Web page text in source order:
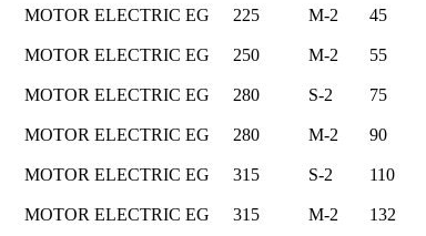
MOTOR ELECTRIC EG 225 M-2 45
MOTOR ELECTRIC EG 250 M-2 55
MOTOR ELECTRIC EG 280 S-2 75
MOTOR ELECTRIC EG 280 M-2 90
MOTOR ELECTRIC EG 315 S-2 110
MOTOR ELECTRIC EG 315 M-2 132